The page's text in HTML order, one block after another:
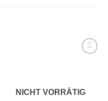
NICHT VORRÄTIG